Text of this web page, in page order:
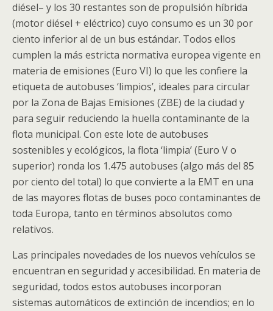
diésel­– y los 30 restantes son de propulsión híbrida
(motor diésel + eléctrico) cuyo consumo es un 30 por
ciento inferior al de un bus estándar. Todos ellos
cumplen la más estricta normativa europea vigente en
materia de emisiones (Euro VI) lo que les confiere la
etiqueta de autobuses ‘limpios’, ideales para circular
por la Zona de Bajas Emisiones (ZBE) de la ciudad y
para seguir reduciendo la huella contaminante de la
flota municipal. Con este lote de autobuses
sostenibles y ecológicos, la flota ‘limpia’ (Euro V o
superior) ronda los 1.475 autobuses (algo más del 85
por ciento del total) lo que convierte a la EMT en una
de las mayores flotas de buses poco contaminantes de
toda Europa, tanto en términos absolutos como
relativos.
Las principales novedades de los nuevos vehículos se
encuentran en seguridad y accesibilidad. En materia de
seguridad, todos estos autobuses incorporan
sistemas automáticos de extinción de incendios; en lo